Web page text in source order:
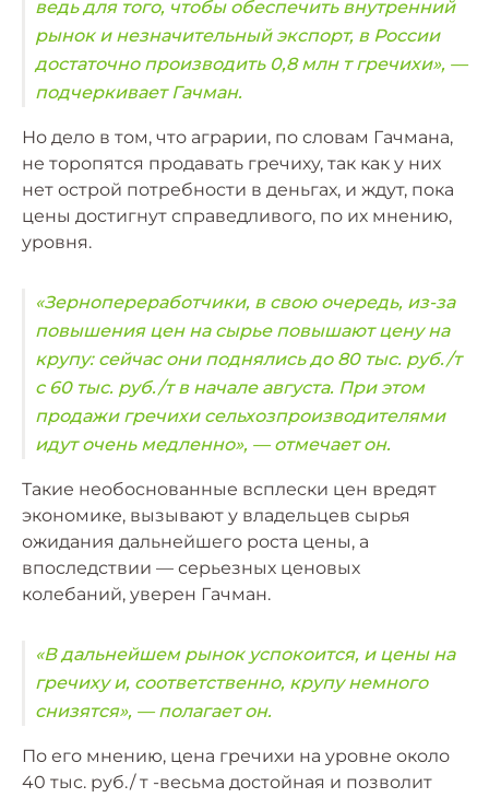
ведь для того, чтобы обеспечить внутренний
рынок и незначительный экспорт, в России
достаточно производить 0,8 млн т гречихи», —
подчеркивает Гачман.
Но дело в том, что аграрии, по словам Гачмана,
не торопятся продавать гречиху, так как у них
нет острой потребности в деньгах, и ждут, пока
цены достигнут справедливого, по их мнению,
уровня.
«Зернопереработчики, в свою очередь, из-за
повышения цен на сырье повышают цену на
крупу: сейчас они поднялись до 80 тыс. руб./т
с 60 тыс. руб./т в начале августа. При этом
продажи гречихи сельхозпроизводителями
идут очень медленно», — отмечает он.
Такие необоснованные всплески цен вредят
экономике, вызывают у владельцев сырья
ожидания дальнейшего роста цены, а
впоследствии — серьезных ценовых
колебаний, уверен Гачман.
«В дальнейшем рынок успокоится, и цены на
гречиху и, соответственно, крупу немного
снизятся», — полагает он.
По его мнению, цена гречихи на уровне около
40 тыс. руб./ т -весьма достойная и позволит